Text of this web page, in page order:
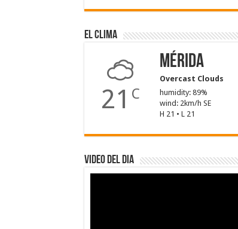
El Clima
21 C
Mérida
Overcast Clouds
humidity: 89%
wind: 2km/h SE
H 21 • L 21
Video del dia